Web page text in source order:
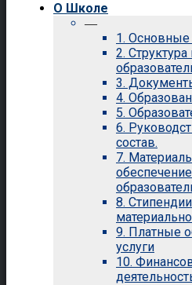
О Школе
—
1.
2.
3.
4.
5.
6.
состав.
7.
8.
9. Платные
услуги
10.